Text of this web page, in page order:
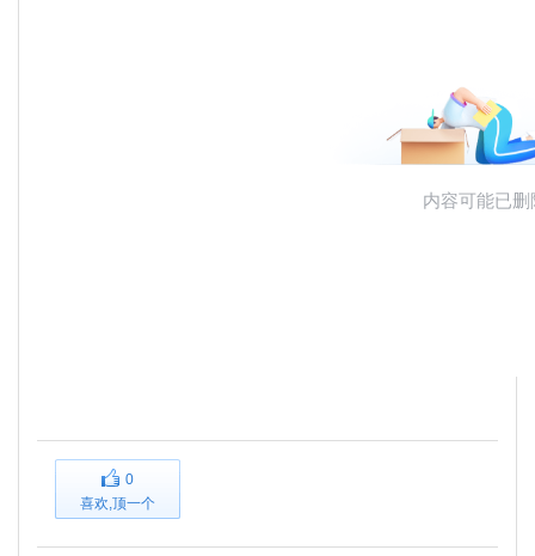
0
喜欢,顶一个